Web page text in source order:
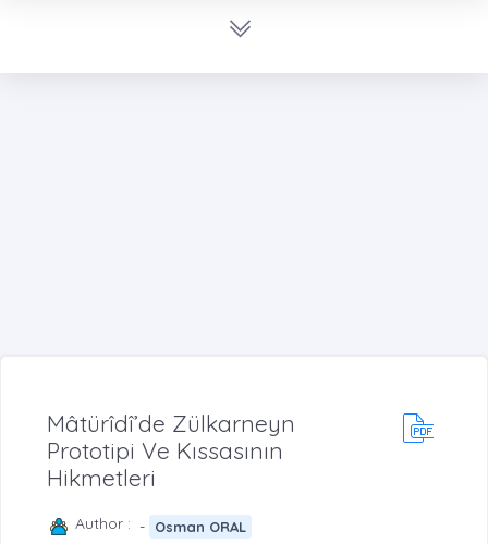
Mâtürîdî’de Zülkarneyn
Prototipi Ve Kıssasının
Hikmetleri
Author : - Osman ORAL